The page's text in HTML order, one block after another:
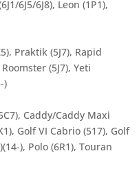
6J5/6J8), Leon (1P1),
Praktik (5J7), Rapid
(5J7), Yeti
)
Caddy/Caddy Maxi
Golf VI Cabrio (517), Golf
), Polo (6R1), Touran